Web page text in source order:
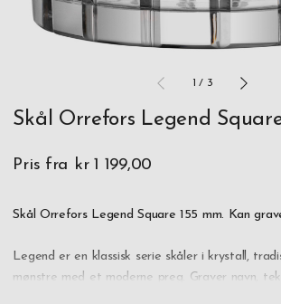
1 / 3
Skål Orrefors Legend
Pris fra kr 1 199,00
Skål Orrefors Legend Square 155 mm. Kan
Legend er en klassisk serie skåler i krystall,
mønstre med et moderne preg. Graver navn,